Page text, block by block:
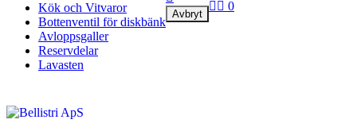
Kök och Vitvaror
Bottenventil för diskbänk
Avloppsgaller
Reservdelar
Lavasten
Avbryt
  0